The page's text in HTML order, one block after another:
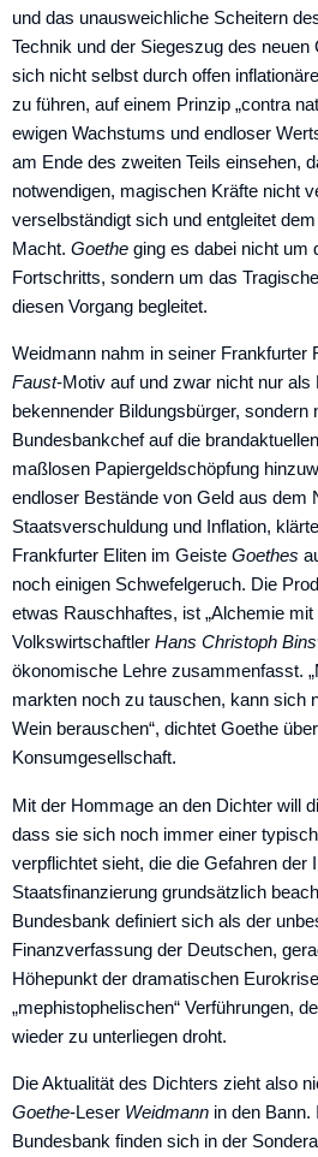
und das unausweich­liche Scheitern
Technik und der Siegeszug des neuen
sich nicht selbst durch offen
zu führen, auf einem Prinzip „contra
ewigen Wachstums und endloser
am Ende des zweiten Teils einsehen,
notwendigen, magischen Kräfte nicht
verselbständigt sich und entglei­tet
Macht. Goethe ging es dabei nicht um
Fortschritts, sondern um das
diesen Vorgang begleitet.
Weidmann nahm in seiner Frankfurter
Faust-Motiv auf und zwar nicht nur als
bekennender Bildungsbürger, sondern
Bundesbankchef auf die
maßlosen Papiergeldschöpfung
endloser Bestände von Geld aus dem
Staatsverschuldung und Inflation,
Frankfurter Eliten im Geiste Goethes
noch einigen Schwefelgeruch. Die
etwas Rauschhaftes, ist „Alchemie mit
Volkswirtschaftler Hans Christoph
ökonomische Lehre zusam­menfasst.
markten noch zu tauschen, kann sich
Wein berau­schen“, dichtet Goethe
Konsum­gesellschaft.
Mit der Hommage an den Dichter will
dass sie sich noch immer einer
verpflichtet sieht, die die Gefahren der
Staatsfinanzierung grundsätzlich
Bundesbank definiert sich als der
Finanzverfassung der Deutschen,
Höhepunkt der dramatischen
„mephistophelischen“ Verführun­gen,
wieder zu unterliegen droht.
Die Aktualität des Dichters zieht also
Goethe-Leser Weidmann in den
Bundesbank finden sich in der